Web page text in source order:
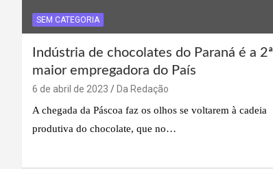
SEM CATEGORIA
Indústria de chocolates do Paraná é a 2ª
maior empregadora do País
6 de abril de 2023
Da Redação
A chegada da Páscoa faz os olhos se voltarem à cadeia
produtiva do chocolate, que no…